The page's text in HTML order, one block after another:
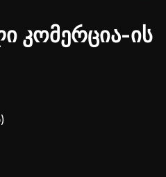
კომერცია-ის